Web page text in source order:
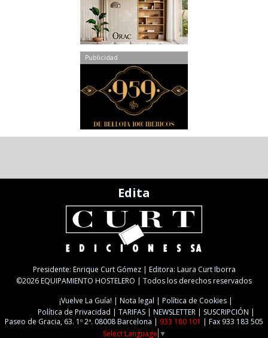
Publicidad
Edita
Presidente: Enrique Curt Gómez | Editora: Laura Curt Iborra
©2026 EQUIPAMIENTO HOSTELERO | Todos los derechos reservados
¡Vuelve La Guía!
Nota legal
Política de Cookies
Política de Privacidad
TARIFAS NEWSLETTER
SUSCRIPCIÓN
Paseo de Gracia, 63. 1º 2ª. 08008 Barcelona | 933 180 101 | Fax 933 183 505
Select Language ▼